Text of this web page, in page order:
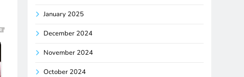
January 2025
December 2024
November 2024
October 2024